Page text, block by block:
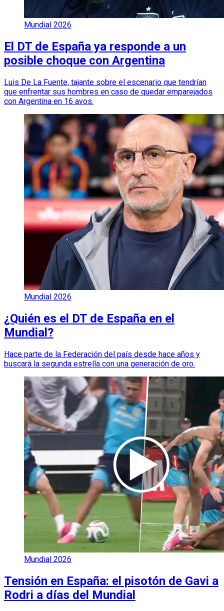
Mundial 2026
El DT de España ya responde a un
posible choque con Argentina
Luis De La Fuente, tajante sobre el escenario que tendrían
que enfrentar sus hombres en caso de quedar emparejados
con Argentina en 16 avos.
Mundial 2026
¿Quién es el DT de España en el
Mundial?
Hace parte de la Federación del país desde hace años y
buscará la segunda estrella con una generación de oro.
Mundial 2026
Tensión en España: el pisotón de Gavi a
Rodri a días del Mundial